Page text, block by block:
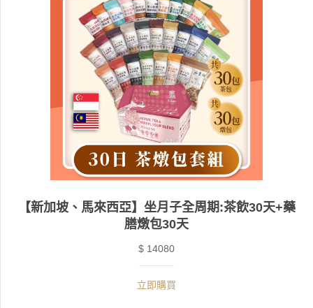
【新加坡、馬來西亞】坐月子全周期:茶飲30天+藥
膳燉包30天
$ 14080
立即購買